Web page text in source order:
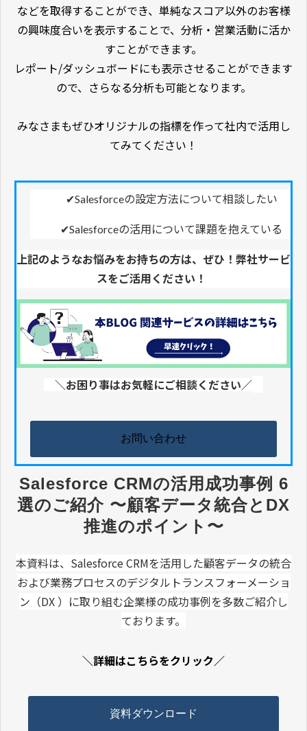
などを取得することができ、単純なスコア以外のお客様
の興味度合いを表示することで、分析・営業活動に活か
すことができます。
レポート/ダッシュボードにも表示させることができます
ので、さらなる分析も可能となります。
みなさまもぜひオリジナルの指標を作って社内で活用し
てみてください！
✔Salesforceの設定方法について相談したい
✔Salesforceの活用について課題を抱えている
上記のようなお悩みをお持ちの方は、ぜひ！弊社サービ
スをご活用ください！
＼お困り事はお気軽にご相談ください／
お問い合わせ
Salesforce CRMの活用成功事例 6
選のご紹介 〜顧客データ統合とDX
推進のポイント〜
本資料は、Salesforce CRMを活用した顧客データの統合
および業務プロセスのデジタルトランスフォーメーショ
ン（DX ）に取り組む企業様の成功事例を多数ご紹介し
ております。
＼詳細はこちらをクリック／
資料ダウンロード